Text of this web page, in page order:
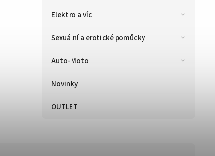
Elektro a víc
Sexuální a erotické pomůcky
Auto-Moto
Novinky
OUTLET